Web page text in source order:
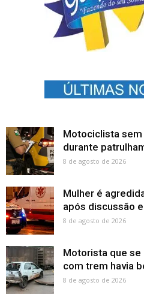
Motociclista sem
durante
8 de agosto de 2026
Mulher é
após discussão
8 de agosto de 2026
Motorista que se
com trem havia
8 de agosto de 2026